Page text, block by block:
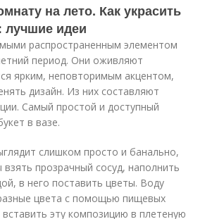
на лето. Как украсить
лучшие идеи
распространенным элементом
период. Они оживляют
ярким, неповторимым акцентом,
дизайн. Из них составляют
Самый простой и доступный
в вазе.
слишком просто и банально,
прозрачный сосуд, наполнить
в него поставить цветы. Воду
цвета с помощью пищевых
эту композицию в плетеную